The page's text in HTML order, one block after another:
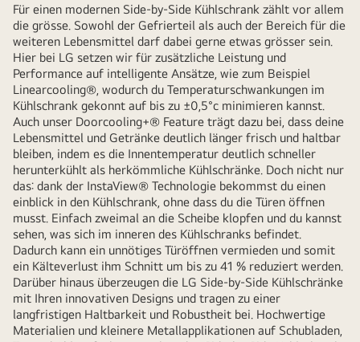
Für einen modernen Side-by-Side Kühlschrank zählt vor allem
die grösse. Sowohl der Gefrierteil als auch der Bereich für die
weiteren Lebensmittel darf dabei gerne etwas grösser sein.
Hier bei LG setzen wir für zusätzliche Leistung und
Performance auf intelligente Ansätze, wie zum Beispiel
Linearcooling®, wodurch du Temperaturschwankungen im
Kühlschrank gekonnt auf bis zu ±0,5°c minimieren kannst.
Auch unser Doorcooling+® Feature trägt dazu bei, dass deine
Lebensmittel und Getränke deutlich länger frisch und haltbar
bleiben, indem es die Innentemperatur deutlich schneller
herunterkühlt als herkömmliche Kühlschränke. Doch nicht nur
das: dank der InstaView® Technologie bekommst du einen
einblick in den Kühlschrank, ohne dass du die Türen öffnen
musst. Einfach zweimal an die Scheibe klopfen und du kannst
sehen, was sich im inneren des Kühlschranks befindet.
Dadurch kann ein unnötiges Türöffnen vermieden und somit
ein Kälteverlust ihm Schnitt um bis zu 41 % reduziert werden.
Darüber hinaus überzeugen die LG Side-by-Side Kühlschränke
mit Ihren innovativen Designs und tragen zu einer
langfristigen Haltbarkeit und Robustheit bei. Hochwertige
Materialien und kleinere Metallapplikationen auf Schubladen,